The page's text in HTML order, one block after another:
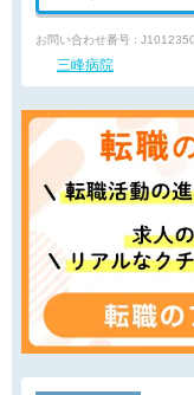
お問い合わせ番号 :
三峰病院